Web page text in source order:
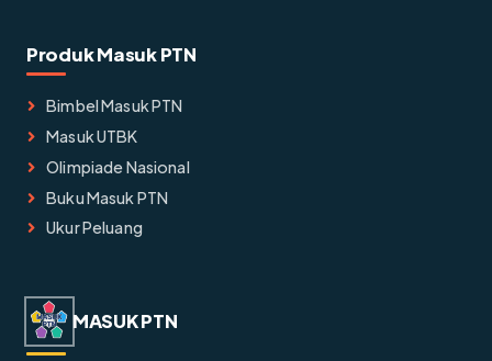
Produk Masuk PTN
Bimbel Masuk PTN
Masuk UTBK
Olimpiade Nasional
Buku Masuk PTN
Ukur Peluang
MASUK PTN